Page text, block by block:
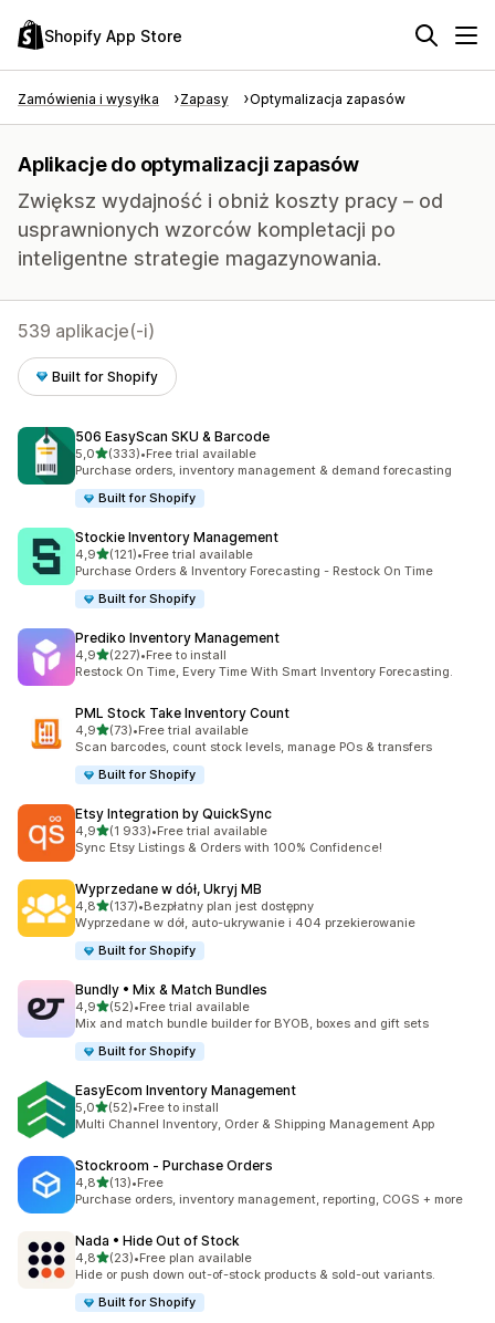
Shopify App Store
Zamówienia i wysyłka Zapasy Optymalizacja zapasów
Aplikacje do optymalizacji zapasów
Zwiększ wydajność i obniż koszty pracy – od
usprawnionych wzorców kompletacji po
inteligentne strategie magazynowania.
539 aplikacje(-i)
Built for Shopify
506 EasyScan SKU & Barcode
5,0na 5 gwiazdek
(333)
Łączna liczba recenzji: 333
•Free trial available
Purchase orders, inventory management & demand forecasting
Built for Shopify
Stockie Inventory Management
4,9na 5 gwiazdek
(121)
Łączna liczba recenzji: 121
•Free trial available
Purchase Orders & Inventory Forecasting - Restock On Time
Built for Shopify
Prediko Inventory Management
4,9na 5 gwiazdek
(227)
Łączna liczba recenzji: 227
•Free to install
Restock On Time, Every Time With Smart Inventory Forecasting.
PML Stock Take Inventory Count
4,9na 5 gwiazdek
(73)
Łączna liczba recenzji: 73
•Free trial available
Scan barcodes, count stock levels, manage POs & transfers
Built for Shopify
Etsy Integration by QuickSync
4,9na 5 gwiazdek
(1 933)
Łączna liczba recenzji: 1933
•Free trial available
Sync Etsy Listings & Orders with 100% Confidence!
Wyprzedane w dół, Ukryj MB
4,8na 5 gwiazdek
(137)
Łączna liczba recenzji: 137
•Bezpłatny plan jest dostępny
Wyprzedane w dół, auto-ukrywanie i 404 przekierowanie
Built for Shopify
Bundly • Mix & Match Bundles
4,9na 5 gwiazdek
(52)
Łączna liczba recenzji: 52
•Free trial available
Mix and match bundle builder for BYOB, boxes and gift sets
Built for Shopify
EasyEcom Inventory Management
5,0na 5 gwiazdek
(52)
Łączna liczba recenzji: 52
•Free to install
Multi Channel Inventory, Order & Shipping Management App
Stockroom ‑ Purchase Orders
4,8na 5 gwiazdek
(13)
Łączna liczba recenzji: 13
•Free
Purchase orders, inventory management, reporting, COGS + more
Nada • Hide Out of Stock
4,8na 5 gwiazdek
(23)
Łączna liczba recenzji: 23
•Free plan available
Hide or push down out-of-stock products & sold-out variants.
Built for Shopify